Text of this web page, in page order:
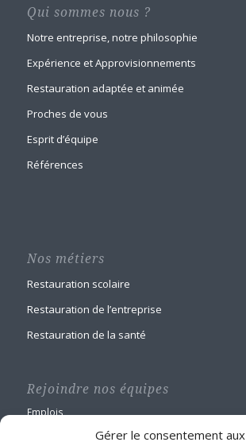
Gérer le consentement aux
Qui sommes nous ?
Notre entreprise, notre philosophie
Expérience et Approvisionnements
Restauration adaptée et animée
Proches de vous
Esprit d’équipe
Références
Nos métiers
Restauration scolaire
Restauration de l’entreprise
Restauration de la santé
Rejoindre nos équipes
Emplois